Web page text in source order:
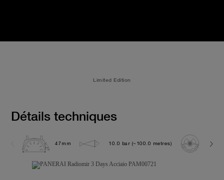
Limited Edition
Détails techniques
47mm 10.0 bar (~100.0 metres)